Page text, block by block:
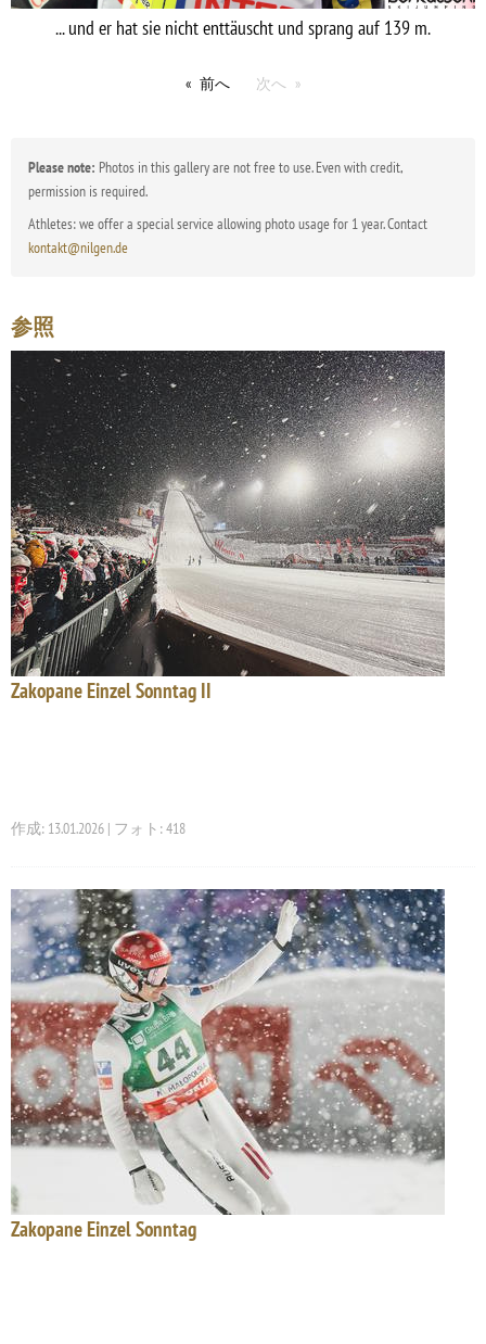
... und er hat sie nicht enttäuscht und sprang auf 139 m.
前へ 次へ
Please note: Photos in this gallery are not free to use. Even with credit,
permission is required.
Athletes: we offer a special service allowing photo usage for 1 year. Contact
kontakt@nilgen.de
参照
Zakopane Einzel Sonntag II
作成: 13.01.2026 | フォト: 418
Zakopane Einzel Sonntag